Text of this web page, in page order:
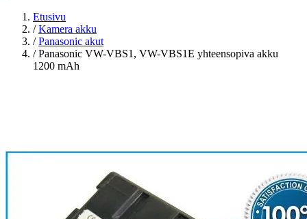
Etusivu
/ Kamera akku
/ Panasonic akut
/ Panasonic VW-VBS1, VW-VBS1E yhteensopiva akku
1200 mAh